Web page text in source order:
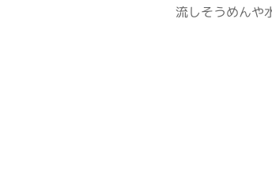
流しそうめんや